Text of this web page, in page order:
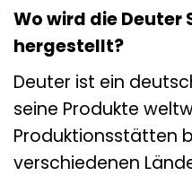
Wo wird die
hergestellt?
Deuter ist ein
seine Produkte
Produktionsstätten
verschiedenen